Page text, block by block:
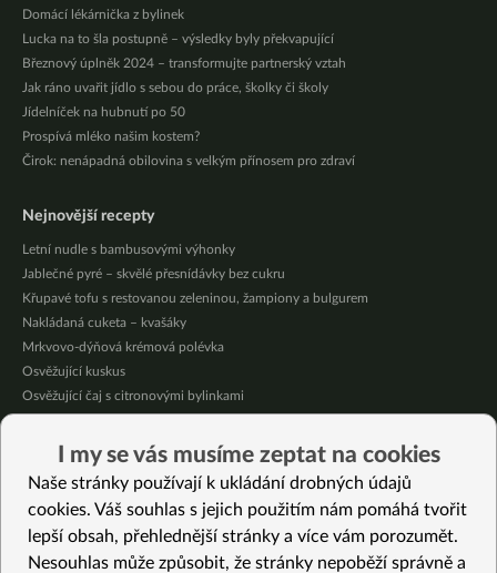
Domácí lékárnička z bylinek
Lucka na to šla postupně – výsledky byly překvapující
Březnový úplněk 2024 – transformujte partnerský vztah
Jak ráno uvařit jídlo s sebou do práce, školky či školy
Jídelníček na hubnutí po 50
Prospívá mléko našim kostem?
Čirok: nenápadná obilovina s velkým přínosem pro zdraví
Nejnovější recepty
Letní nudle s bambusovými výhonky
Jablečné pyré – skvělé přesnídávky bez cukru
Křupavé tofu s restovanou zeleninou, žampiony a bulgurem
Nakládaná cuketa – kvašáky
Mrkvovo-dýňová krémová polévka
Osvěžující kuskus
Osvěžující čaj s citronovými bylinkami
Čokoládové muffiny s mangovým krémem
Meruňky a jablka v citrónovém želé
Bezlepkové knedlíky z jahel a rýže
I my se vás musíme zeptat na cookies
Naše stránky používají k ukládání drobných údajů
cookies. Váš souhlas s jejich použitím nám pomáhá tvořit
lepší obsah, přehlednější stránky a více vám porozumět.
Nesouhlas může způsobit, že stránky nepoběží správně a